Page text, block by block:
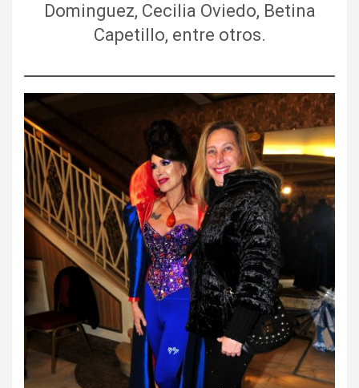
Dominguez, Cecilia Oviedo, Betina
Capetillo, entre otros.